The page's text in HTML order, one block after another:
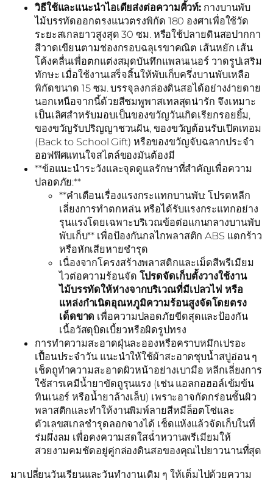
วิธีใช้และแนะนำไอเดียส่งต่อความคิ้วท์: กางบานพับ
ไม้บรรทัดออกตรงแนวตรงพิกัด 180 องศาเพื่อใช้วัด
ระยะสเกลยาวสูงสุด 30 ซม. หรือใช้ปลายดินสอปากกา
สีวาดเขียนตามช่องกรอบฉลุเรขาคณิต เส้นหยัก เส้น
โค้งคลื่นเพื่อตกแต่งสมุดบันทึกแพลนเนอร์ วาดรูปเสริม
ทักษะ เมื่อใช้งานเสร็จสิ้นให้พับเก็บครึ่งบานพับเหลือ
พิกัดขนาด 15 ซม. บรรจุลงกล่องดินสอได้อย่างง่ายดาย
นอกเหนือจากนี้ด้วยสีชมพูพาสเทลสุดน่ารัก จึงเหมาะ
เป็นเลิศสำหรับมอบเป็นของขวัญวันเกิดเรียกรอยยิ้ม,
ของขวัญรับปริญญาชวนฝัน, ของขวัญต้อนรับเปิดเทอม
(Back to School Gift) หรือของขวัญจับฉลากประจำ
ออฟฟิศแทนใจสไตล์ของมันต้องมี
**ข้อแนะนำระวังและจุดดูแลรักษาที่สำคัญเพื่อความ
ปลอดภัย:**
**คำเตือนเรื่องแรงกระแทกบานพับ: โปรดหลีก
เลี่ยงการทำตกหล่น หรือได้รับแรงกระแทกอย่าง
รุนแรงโดยเฉพาะบริเวณข้อต่อแกนกลางบานพับ
พับเก็บ** เพื่อป้องกันกลไกพลาสติก ABS แตกร้าว
หรือหักเสียหายชำรุด
เนื่องจากโครงสร้างพลาสติกและเม็ดสีพรีเมียม
ไวต่อความร้อนจัด โปรดจัดเก็บตั้งวางใช้งาน
ไม้บรรทัดให้ห่างจากบริเวณที่มีเปลวไฟ หรือ
แหล่งกำเนิดอุณหภูมิความร้อนสูงจัดโดยตรง
เด็ดขาด เพื่อความปลอดภัยขีดสุดและป้องกัน
เนื้อวัสดุบิดเบี้ยวหรือผิดรูปทรง
การทำความสะอาดฝุ่นละอองหรือคราบหมึกเปรอะ
เปื้อนประจำวัน แนะนำให้ใช้ผ้าสะอาดชุบน้ำสบู่อ่อน ๆ
เช็ดถูทำความสะอาดผิวหน้าอย่างเบามือ หลีกเลี่ยงการ
ใช้สารเคมีน้ำยาขัดถูรุนแรง (เช่น แอลกอฮอล์เข้มข้น
ทินเนอร์ หรือน้ำยาล้างเล็บ) เพราะอาจกัดกร่อนชั้นผิว
พลาสติกและทำให้งานพิมพ์ลายสีหมีล็อตโซ่และ
ตัวเลขสเกลชำรุดลอกจางได้ เช็ดแห้งแล้วจัดเก็บในที่
ร่มผึ่งลม เพื่อคงความสดใสฉ่ำหวานพรีเมียมให้
สวยงามคมชัดอยู่คู่กล่องดินสอของคุณไปยาวนานที่สุด
มาเปลี่ยนวันเรียนและวันทำงานเดิม ๆ ให้เต็มไปด้วยความ